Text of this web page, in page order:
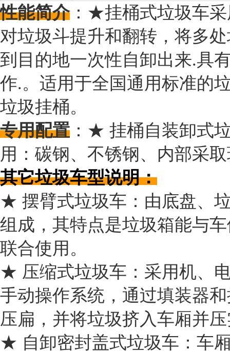
性能简介：★挂桶式垃圾车采
对垃圾斗提升和翻转，将多
到目的地一次性自卸出来.具
作.。适用于全国通用标准的
垃圾挂桶。
专用配置 ：★ 挂桶自装卸式
用：碳钢、不锈钢、内部采
其它垃圾车型说明：
★ 摆臂式垃圾车：由底盘、
组成，其特点是垃圾箱能与
联合使用。
★ 压缩式垃圾车：采用机、
手动操作系统，通过填装器
压扁，并将垃圾挤入车厢并
★ 自卸密封盖式垃圾车：车